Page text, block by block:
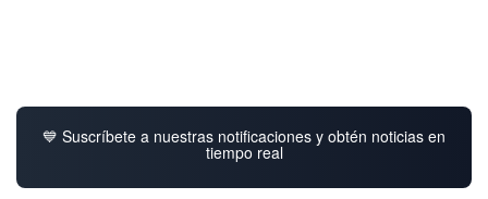
💙 Suscríbete a nuestras notificaciones y obtén noticias en
tiempo real